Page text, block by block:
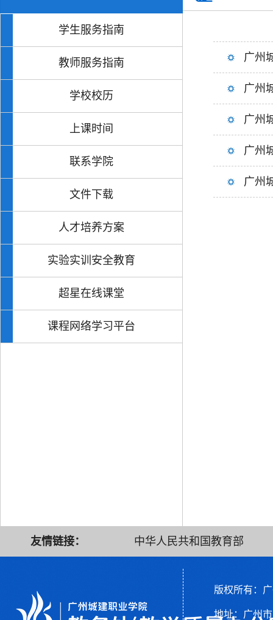
学生服务指南
教师服务指南
学校校历
上课时间
联系学院
文件下载
人才培养方案
实验实训安全教育
超星在线课堂
课程网络学习平台
广州
广州
广州
广州
广州
友情链接： 中华人民共和国教育部
现代高等职业技术教育
国家职业教育智慧教育平台
版权所有：
地址：广州